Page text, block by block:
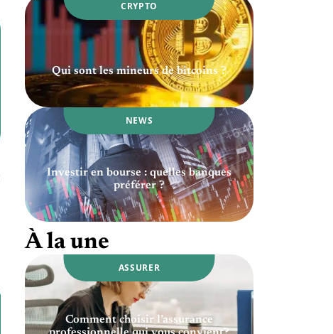
CRYPTO
Qui sont les mineurs de bitcoins ?
NEWS
Investir en bourse : quelles banques
préférer ?
À la une
ASSURER
Comment choisir l’assurance